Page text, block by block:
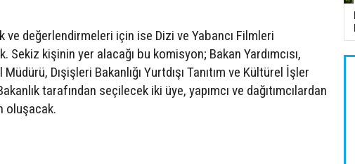
ve değerlendirmeleri için ise Dizi ve Yabancı Filmleri
kişinin yer alacağı bu komisyon; Bakan Yardımcısı,
Dışişleri Bakanlığı Yurtdışı Tanıtım ve Kültürel İşler
tarafından seçilecek iki üye, yapımcı ve dağıtımcılardan
oluşacak.